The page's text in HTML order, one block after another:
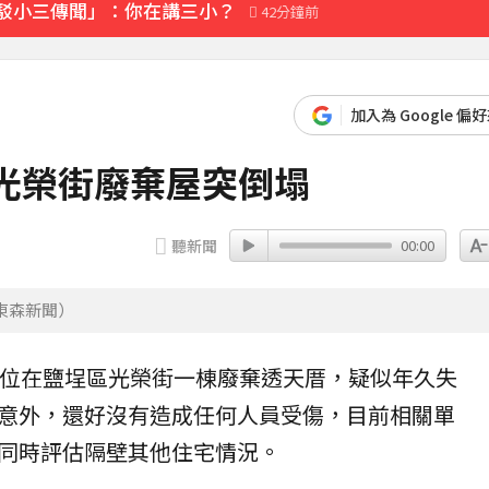
三傳聞」：你在講三小？ 42分鐘前
加入為 Google 偏
榮街廢棄屋突倒塌
聽新聞 00:00
新聞）
在鹽埕區光榮街一棟廢棄透天厝 ，疑似年久失
外，還好沒有造成任何人員受傷，目前相關單
時評估隔壁其他住宅情況。